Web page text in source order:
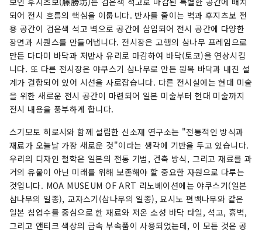
되어 전시 흐름의 핵심을 이룹니다. 반사를 줄이는 벽과 후지츠보 전
용 공간이 검은색 석고 벽으로 공간에 삽입되어 전시 공간에 다양한
장면과 시퀀스를 만들어냅니다. 전시장은 고행의 삼나무 프레임으로
만든 다다미 바닥과 저반사 유리로 마감하여 바닥(토코)을 연상시킵
니다. 또 다른 전시장은 야쿠스기 삼나무로 만든 원목 바닥과 내진 설
계가 결합되어 있어 시선을 사로잡습니다. 다른 전시실에는 현대 미술
을 위한 새로운 전시 공간이 마련되어 일본 미술부터 현대 미술까지
전시 내용을 풍부하게 합니다.
스기모토 히로시와 함께 설립한 신소재 연구소는 "전통적인 방식과
재료가 오늘날 가장 새로운 것"이라는 생각에 기반을 두고 있습니다.
우리의 디자인 철학은 일본의 전통 기법, 건축 방식, 그리고 재료를 과
거의 유물이 아닌 미래를 위해 보존해야 할 중요한 자원으로 다루는
것입니다. MOA MUSEUM OF ART 리노베이션에는 야쿠스기(일본
삼나무의 일종), 교자스기(삼나무의 일종), 요시노 편백나무와 같은
일본 침엽수를 중심으로 한 재료와 저온 소성 바닥 타일, 석고, 흙벽,
그리고 앤티크 색상의 금속 부속품이 사용되었는데, 이 모든 것은 공